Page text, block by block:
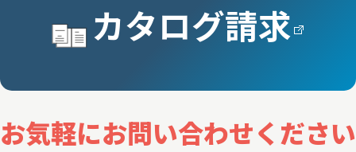
カタログ請求
お気軽にお問い合わせください